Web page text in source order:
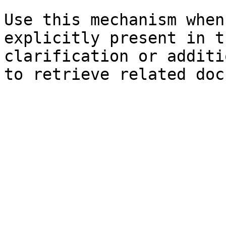
Use this mechanism
explicitly present in
clarification or